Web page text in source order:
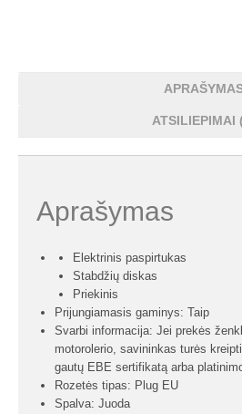
ATSILIEPIMAI
Aprašymas
Elektrinis paspirtukas
Stabdžių diskas
Priekinis
Prijungiamasis gaminys: Taip
Svarbi informacija: Jei prekės
motorolerio, savininkas turės
gautų EBE sertifikatą arba
Rozetės tipas: Plug EU
Spalva: Juoda